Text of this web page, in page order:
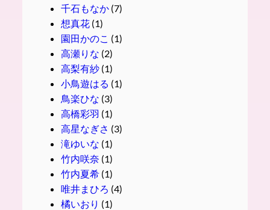
千石もなか(7)
想真花(1)
園田かのこ (1)
高瀬りな (2)
高梨有紗(1)
小鳥遊はる (1)
鳥楽ひな (3)
高橋彩羽 (1)
高星なぎさ (3)
滝ゆいな (1)
竹内咲奈 (1)
竹内夏希(1)
唯井まひろ (4)
橘いおり (1)